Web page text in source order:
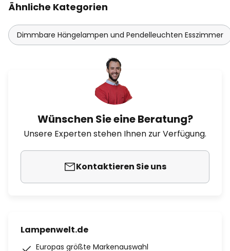
Ähnliche Kategorien
Dimmbare Hängelampen und Pendelleuchten Esszimmer
Wünschen Sie eine Beratung?
Unsere Experten stehen Ihnen zur Verfügung.
Kontaktieren Sie uns
Lampenwelt.de
Europas größte Markenauswahl